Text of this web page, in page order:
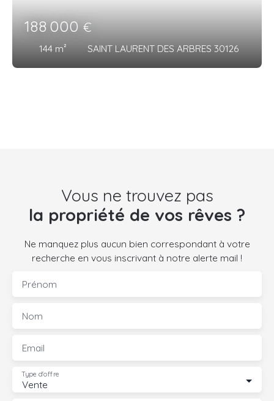
188 000€
144 m² SAINT LAURENT DES ARBRES 30126
Vous ne trouvez pas
la propriété de vos rêves ?
Ne manquez plus aucun bien correspondant à votre
recherche en vous inscrivant à notre alerte mail !
Prénom
Nom
Email
Vente
Type d'offre